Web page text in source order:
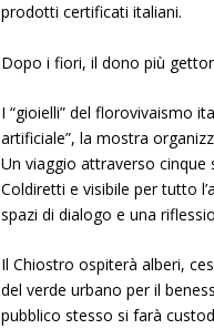
prodotti certificati italiani.
Dopo i fiori, il dono più
I “gioielli” del florovivaismo
artificiale”, la mostra
Un viaggio attraverso
Coldiretti e visibile per tutto
spazi di dialogo e una
Il Chiostro ospiterà alberi,
del verde urbano per il
pubblico stesso si farà